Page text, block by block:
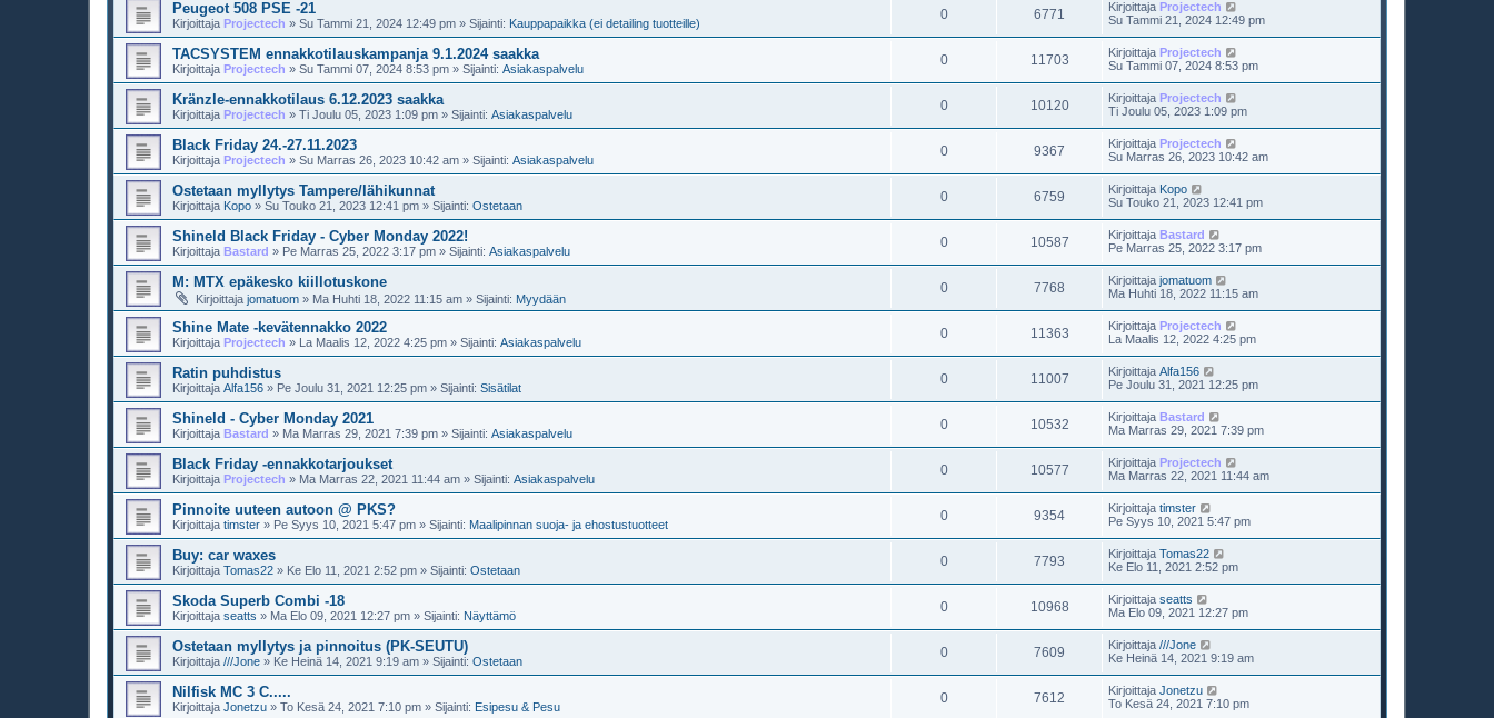
Peugeot 508 PSE -21
Kirjoittaja Projectech » Su Tammi 21, 2024 12:49 pm » Sijainti: Kauppapaikka (ei detailing tuotteille)
0 6771 Kirjoittaja Projectech
Su Tammi 21, 2024 12:49 pm
TACSYSTEM ennakkotilauskampanja 9.1.2024 saakka
Kirjoittaja Projectech » Su Tammi 07, 2024 8:53 pm » Sijainti: Asiakaspalvelu
0 11703 Kirjoittaja Projectech
Su Tammi 07, 2024 8:53 pm
Kränzle-ennakkotilaus 6.12.2023 saakka
Kirjoittaja Projectech » Ti Joulu 05, 2023 1:09 pm » Sijainti: Asiakaspalvelu
0 10120 Kirjoittaja Projectech
Ti Joulu 05, 2023 1:09 pm
Black Friday 24.-27.11.2023
Kirjoittaja Projectech » Su Marras 26, 2023 10:42 am » Sijainti: Asiakaspalvelu
0 9367 Kirjoittaja Projectech
Su Marras 26, 2023 10:42 am
Ostetaan myllytys Tampere/lähikunnat
Kirjoittaja Kopo » Su Touko 21, 2023 12:41 pm » Sijainti: Ostetaan
0 6759 Kirjoittaja Kopo
Su Touko 21, 2023 12:41 pm
Shineld Black Friday - Cyber Monday 2022!
Kirjoittaja Bastard » Pe Marras 25, 2022 3:17 pm » Sijainti: Asiakaspalvelu
0 10587 Kirjoittaja Bastard
Pe Marras 25, 2022 3:17 pm
M: MTX epäkesko kiillotuskone
Kirjoittaja jomatuom » Ma Huhti 18, 2022 11:15 am » Sijainti: Myydään
0 7768 Kirjoittaja jomatuom
Ma Huhti 18, 2022 11:15 am
Shine Mate -kevätennakko 2022
Kirjoittaja Projectech » La Maalis 12, 2022 4:25 pm » Sijainti: Asiakaspalvelu
0 11363 Kirjoittaja Projectech
La Maalis 12, 2022 4:25 pm
Ratin puhdistus
Kirjoittaja Alfa156 » Pe Joulu 31, 2021 12:25 pm » Sijainti: Sisätilat
0 11007 Kirjoittaja Alfa156
Pe Joulu 31, 2021 12:25 pm
Shineld - Cyber Monday 2021
Kirjoittaja Bastard » Ma Marras 29, 2021 7:39 pm » Sijainti: Asiakaspalvelu
0 10532 Kirjoittaja Bastard
Ma Marras 29, 2021 7:39 pm
Black Friday -ennakkotarjoukset
Kirjoittaja Projectech » Ma Marras 22, 2021 11:44 am » Sijainti: Asiakaspalvelu
0 10577 Kirjoittaja Projectech
Ma Marras 22, 2021 11:44 am
Pinnoite uuteen autoon @ PKS?
Kirjoittaja timster » Pe Syys 10, 2021 5:47 pm » Sijainti: Maalipinnan suoja- ja ehostustuotteet
0 9354 Kirjoittaja timster
Pe Syys 10, 2021 5:47 pm
Buy: car waxes
Kirjoittaja Tomas22 » Ke Elo 11, 2021 2:52 pm » Sijainti: Ostetaan
0 7793 Kirjoittaja Tomas22
Ke Elo 11, 2021 2:52 pm
Skoda Superb Combi -18
Kirjoittaja seatts » Ma Elo 09, 2021 12:27 pm » Sijainti: Näyttämö
0 10968 Kirjoittaja seatts
Ma Elo 09, 2021 12:27 pm
Ostetaan myllytys ja pinnoitus (PK-SEUTU)
Kirjoittaja ///Jone » Ke Heinä 14, 2021 9:19 am » Sijainti: Ostetaan
0 7609 Kirjoittaja ///Jone
Ke Heinä 14, 2021 9:19 am
Nilfisk MC 3 C.....
Kirjoittaja Jonetzu » To Kesä 24, 2021 7:10 pm » Sijainti: Esipesu & Pesu
0 7612 Kirjoittaja Jonetzu
To Kesä 24, 2021 7:10 pm